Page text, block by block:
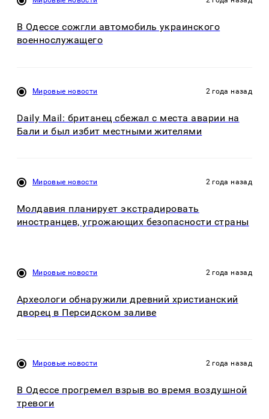
В Одессе сожгли автомобиль украинского
военнослужащего
Мировые новости 2 года назад
Daily Mail: британец сбежал с места аварии на
Бали и был избит местными жителями
Мировые новости 2 года назад
Молдавия планирует экстрадировать
иностранцев, угрожающих безопасности страны
Мировые новости 2 года назад
Археологи обнаружили древний христианский
дворец в Персидском заливе
Мировые новости 2 года назад
В Одессе прогремел взрыв во время воздушной
тревоги